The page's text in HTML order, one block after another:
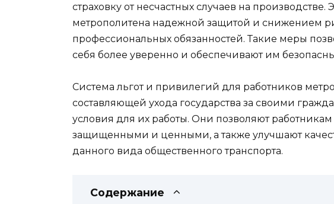
страховку от несчастных случаев на производстве.
метрополитена надежной защитой и снижением
профессиональных обязанностей. Такие меры
себя более уверенно и обеспечивают им
Система льгот и привилегий для работников
составляющей ухода государства за своими
условия для их работы. Они позволяют
защищенными и ценными, а также улучшают
данного вида общественного транспорта.
Содержание